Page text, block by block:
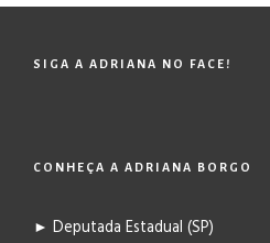
SIGA A ADRIANA NO FACE!
CONHEÇA A ADRIANA BORGO
► Deputada Estadual (SP)